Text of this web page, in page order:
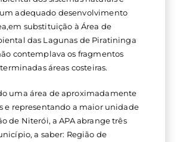
adequado desenvolvimento
substituição à Área de
das Lagunas de Piratininga
contemplava os fragmentos
áreas costeiras.
uma área de aproximadamente
e representando a maior unidade
de Niterói, a APA abrange três
a saber: Região de